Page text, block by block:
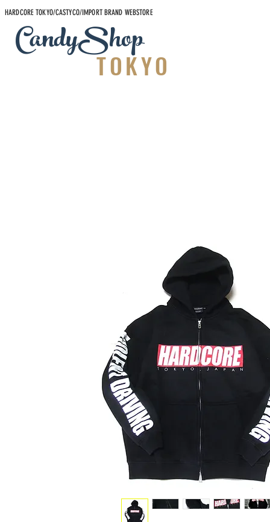
HARDCORE TOKYO/CASTYCO/IMPORT BRAND WEBSTORE
TOKYO
CandyShop